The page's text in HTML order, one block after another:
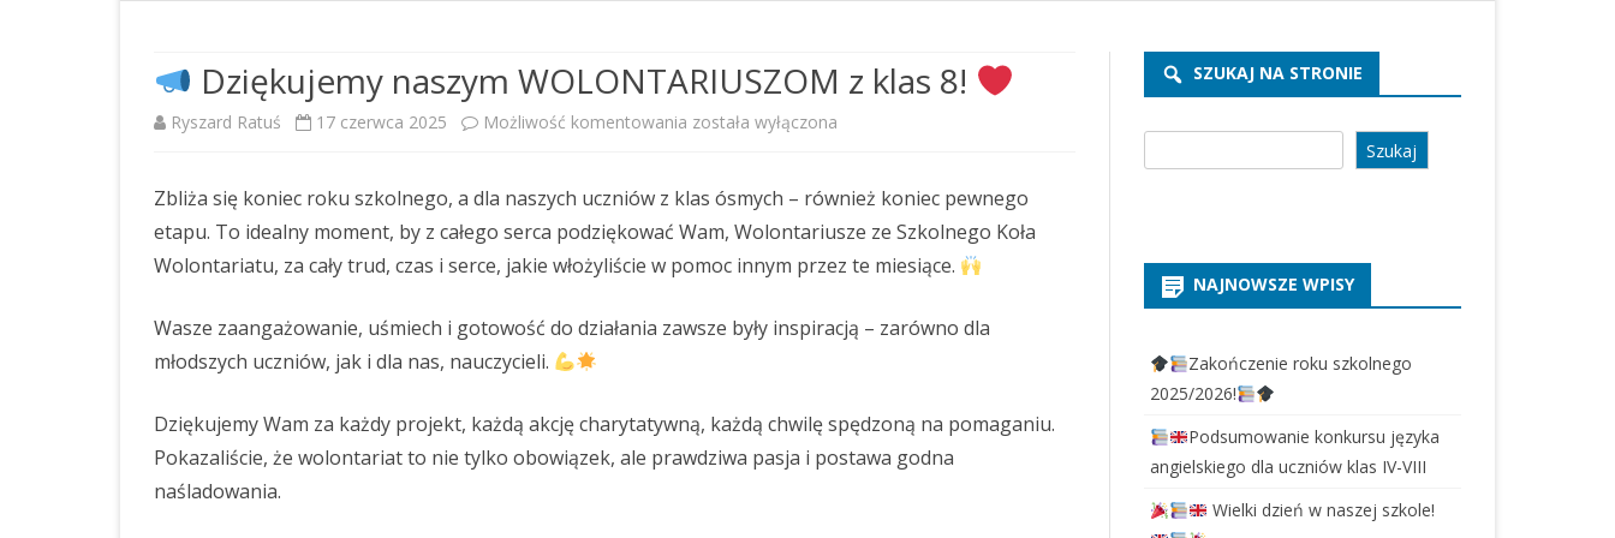
STANDARDY OCHRONY
KALENDARZ ROKU SZKOLNEGO
2025/2026
ZAPEWNIENIA DOSTĘPNOŚCI
OŚWIADCZENIE O STANIE
MAŁOLETNICH
UDZIELENIE ZAMÓWIENIA NA
ROK 2026
UDZIELENIE ZAMÓWIEŃ NA
ROK 2025
2026/2027
Dziękujemy naszym WOLONTARIUSZOM z klas 8!
Ryszard Ratuś 17 czerwca 2025
Możliwość komentowania
naszym
WOLONTARIUSZOM
klas
została wyłączona
Zbliża się koniec roku szkolnego, a dla naszych uczniów z klas ósmych – również koniec pewnego
etapu. To idealny moment, by z całego serca podziękować Wam, Wolontariusze ze Szkolnego Koła
Wolontariatu, za cały trud, czas i serce, jakie włożyliście w pomoc innym przez te miesiące.
Wasze zaangażowanie, uśmiech i gotowość do działania zawsze były inspiracją – zarówno dla
młodszych uczniów, jak i dla nas, nauczycieli.
Dziękujemy Wam za każdy projekt, każdą akcję charytatywną, każdą chwilę spędzoną na pomaganiu.
Pokazaliście, że wolontariat to nie tylko obowiązek, ale prawdziwa pasja i postawa godna
naśladowania.
SZUKAJ NA STRONIE
Szukaj
NAJNOWSZE WPISY
Zakończenie roku szkolnego
2025/2026!
Podsumowanie konkursu języka
angielskiego dla uczniów klas IV-VIII
Wielki dzień w naszej szkole!